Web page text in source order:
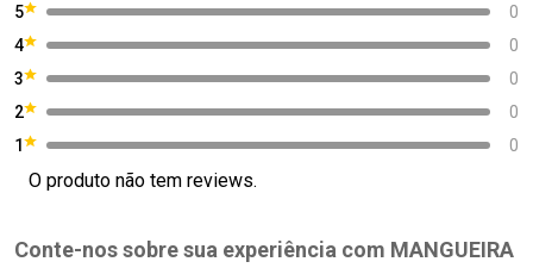
5
0
4
0
3
0
2
0
1
0
O produto não tem reviews.
Conte-nos sobre sua experiência com MANGUEIRA